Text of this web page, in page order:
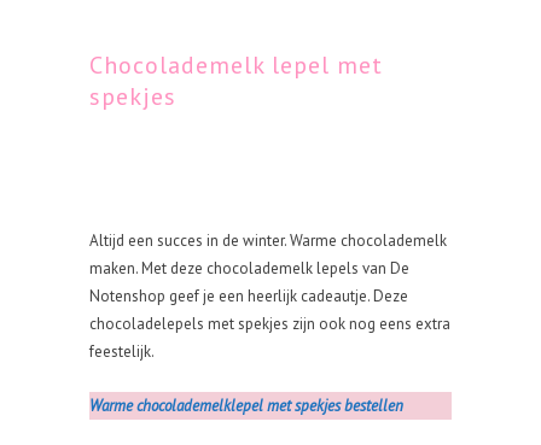
Chocolademelk lepel met
spekjes
Altijd een succes in de winter. Warme chocolademelk
maken. Met deze chocolademelk lepels van De
Notenshop geef je een heerlijk cadeautje. Deze
chocoladelepels met spekjes zijn ook nog eens extra
feestelijk.
Warme chocolademelklepel met spekjes bestellen